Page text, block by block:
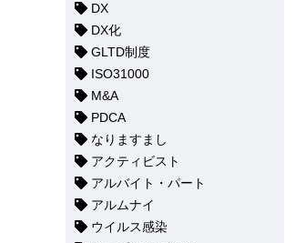
DX
DX化
GLTD制度
ISO31000
M&A
PDCA
なりますまし
アクティビスト
アルバイト・パート
アルムナイ
ウイルス感染